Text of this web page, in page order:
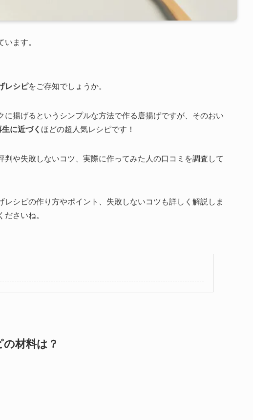
ます。
レシピをご存知でしょうか。
揚げるというシンプルな方法で作る唐揚げですが、そのおい
に近づく ほどの超人気レシピです！
や失敗しないコツ、実際に作ってみた人の口コミを調査して
シピの作り方やポイント、失敗しないコツも詳しく解説しま
さいね。
材料は？